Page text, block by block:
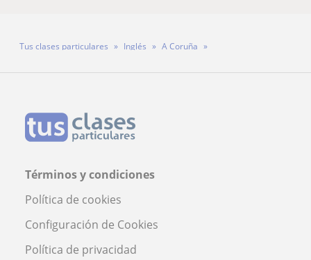
Tus clases particulares Inglés
A Coruña
Términos y condiciones
Política de cookies
Configuración de Cookies
Política de privacidad